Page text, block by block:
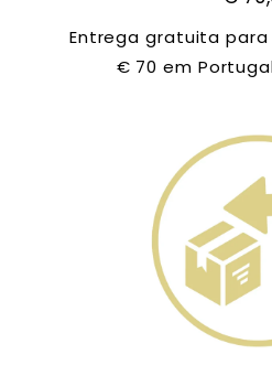
Entrega gratuita
€ 70 em